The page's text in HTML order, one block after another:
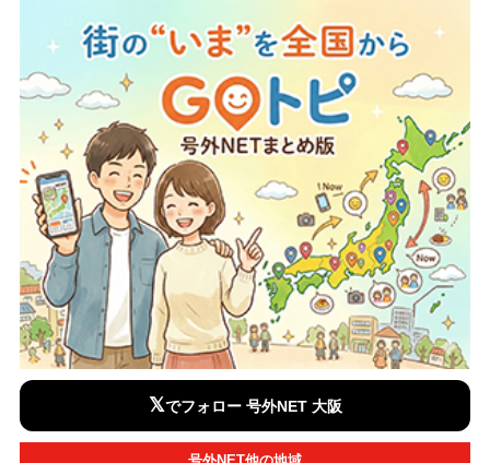
𝕏でフォロー 号外NET 大阪